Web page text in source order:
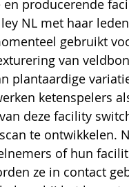
en producerende
NL met haar
gebruikt
van
plantaardige
ketenspelers
deze facility
te ontwikkelen.
of hun
ze in contact